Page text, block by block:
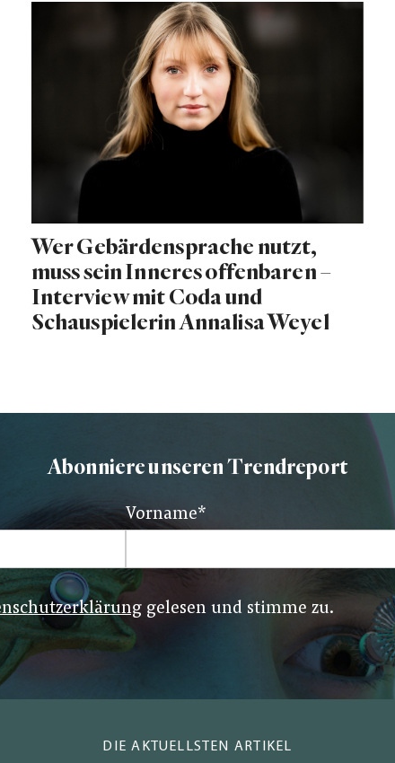
Wer Gebärdensprache nutzt,
muss sein Inneres offenbaren –
Interview mit Coda und
Schauspielerin Annalisa Weyel
Abonniere unseren Trendreport
Vorname*
gelesen und stimme zu.
DIE AKTUELLSTEN ARTIKEL